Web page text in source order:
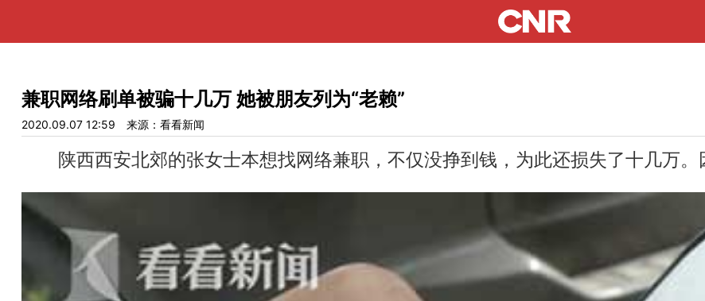
兼职网络刷单被骗十几万 她被朋友列为“老赖”
2020.09.07 12:59 来源：看看新闻
陕西西安北郊的张女士本想找网络兼职，不仅没挣到钱，为此还损失了十几万。